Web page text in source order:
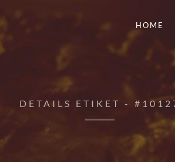
HOME
DETAILS ETIKET -